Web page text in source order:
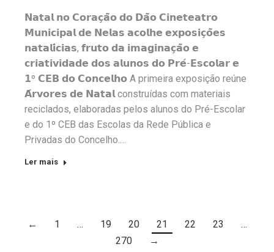
𝗡𝗮𝘁𝗮𝗹 𝗻𝗼 𝗖𝗼𝗿𝗮𝗰̧𝗮̃𝗼 𝗱𝗼 𝗗𝗮̃𝗼 𝗖𝗶𝗻𝗲𝘁𝗲𝗮𝘁𝗿𝗼
𝗠𝘂𝗻𝗶𝗰𝗶𝗽𝗮𝗹 𝗱𝗲 𝗡𝗲𝗹𝗮𝘀 𝗮𝗰𝗼𝗹𝗵𝗲 𝗲𝘅𝗽𝗼𝘀𝗶𝗰̧𝗼̃𝗲𝘀
𝗻𝗮𝘁𝗮𝗹𝗶́𝗰𝗶𝗮𝘀, 𝗳𝗿𝘂𝘁𝗼 𝗱𝗮 𝗶𝗺𝗮𝗴𝗶𝗻𝗮𝗰̧𝗮̃𝗼 𝗲
𝗰𝗿𝗶𝗮𝘁𝗶𝘃𝗶𝗱𝗮𝗱𝗲 𝗱𝗼𝘀 𝗮𝗹𝘂𝗻𝗼𝘀 𝗱𝗼 𝗣𝗿𝗲́-𝗘𝘀𝗰𝗼𝗹𝗮𝗿 𝗲
𝟭º 𝗖𝗘𝗕 𝗱𝗼 𝗖𝗼𝗻𝗰𝗲𝗹𝗵𝗼 A primeira exposição reúne
𝗔́𝗿𝘃𝗼𝗿𝗲𝘀 𝗱𝗲 𝗡𝗮𝘁𝗮𝗹 construídas com materiais
reciclados, elaboradas pelos alunos do Pré-Escolar
e do 1º CEB das Escolas da Rede Pública e
Privadas do Concelho.…
Ler mais
← 1 … 19 20 21 22 23
…
270
→